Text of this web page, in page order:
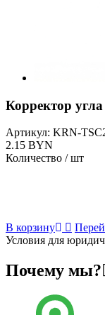
Корректор
Артикул: KRN-
2.15 BYN
Количество / шт
В корзину
Условия для
Почему мы?